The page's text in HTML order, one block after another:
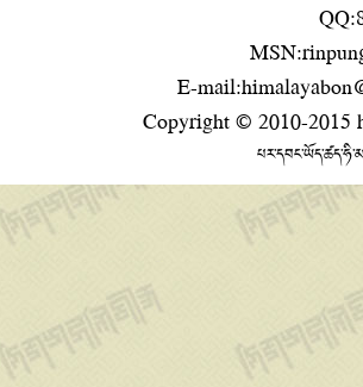
E-
Copyright © 2010-2015